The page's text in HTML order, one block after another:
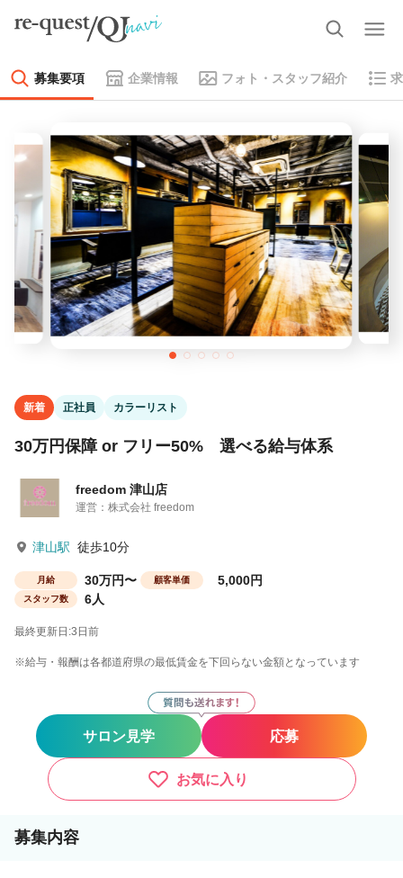
募集要項 企業情報 フォト・スタッフ紹介
新着 正社員 カラーリスト
30万円保障 or フリー50% 選べる給与体系
freedom 津山店
運営：株式会社 freedom
津山駅 徒歩10分
月給 30万円〜 顧客単価 5,000円
スタッフ数 6人
最終更新日:3日前
※給与・報酬は各都道府県の最低賃金を下回らない金額となっています
サロン見学 応募
お気に入り
募集内容